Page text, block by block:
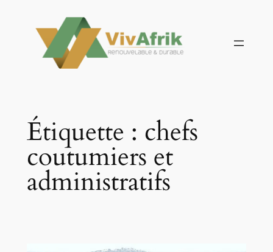
contenu
Étiquette : chefs
coutumiers et
administratifs